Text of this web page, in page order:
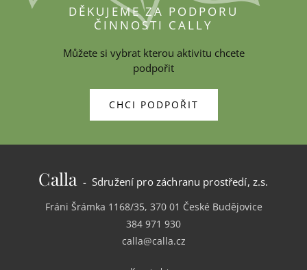
DĚKUJEME ZA PODPORU
ČINNOSTI CALLY
Můžete si vybrat kterou aktivitu chcete
podpořit
CHCI PODPOŘIT
Calla - Sdružení pro záchranu prostředí, z.s.
Fráni Šrámka 1168/35, 370 01 České Budějovice
384 971 930
calla@calla.cz